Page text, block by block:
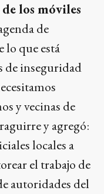
los móviles
de
lo que está
de inseguridad
y vecinas de
y agregó:
locales a
el trabajo de
autoridades del